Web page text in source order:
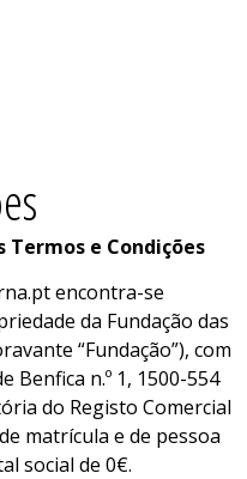
Termos e Condições
encontra-se
da Fundação das
“Fundação”), com
Benfica n.º 1, 1500-554
do Registo Comercial
matrícula e de pessoa
social de 0€.